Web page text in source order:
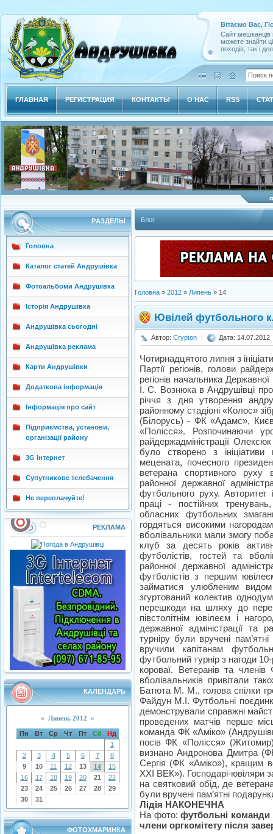
Вітаємо Вас,
Сайт мешканців
можете знайти
походів, так і
ГЛАВНАЯ РЕГИСТРАЦИЯ КОНТАКТЫ О НАС RSS
РAЗДЕЛЫ
Головна
Каталог статей Андрушівка
Фотоальбоми Андрушівка
Історія Андрушівка
Андрушівка сьогодні
Андрушівка реклама
Карти Андрушівки
Додаткова інформація
Інформація про сайт
Підприємства, установи,
організації району
3G Інтернет
Супутникове телебачення
Не переплачуйте!
РЕКЛАМА
КАЛЕНДАРЬ
« Липень 2012 »
Пн Вт Ср Чт Пт Сб
Нд
1
2
3 4 5 6 7
8
9
10 11 12 13 14
15
16
17 18 19 20 21
22
23
24 25 26 27 28
29
30
31
ФОТОХМАРИНКА
Блог
Головна » 2012 » Липень » 14
Ювілей футбольного
Автор: Crypton Дата: 14.07.2012
Чотирнадцятого липня з
Партії регіонів, голови
регіонів начальника
І. С. Вознюка в Андрушівці
річчя з дня утворення
районному стадіоні «Колос»
(Білорусь) - ФК «Адамс»,
«Полісся». Розпочинаючи
райдержадміністрації
було створено з
мецената, почесного
ветерана спортивного
районної державної
футбольного руху.
праці - постійних
обласних футбольних
гордяться високими
вболівальники мали змогу
клуб за десять років
футболістів, гостей та
районної державної
футболістів з першим
займатися улюбленим
згуртований колектив
перешкоди на шляху до
півстолітнім ювілеєм і
державної адміністрації та
турніру були вручені
вручили капітанам
футбольний турнір з нагоди
короваї. Ветеранів та членів
вболівальників привітали
Батюта М. М., голова спілки
Файдун М.І. Футбольні
демонстрували справжні
проведених матчів перше
команда ФК «Аміко»
посів ФК «Полісся»
визнано Андронова Дмитра
Сергія (ФК «Аміко»), кращим
ХХІ ВЕК»). Господарі-ювіляри
на святковий обід, де
були вручені пам’ятні
Лідія НАКОНЕЧНА
На фото:футбольні команди
члени оргкомітету після